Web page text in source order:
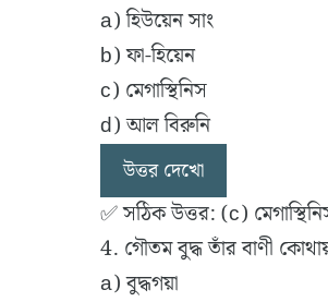
a) হিউয়েন সাং
b) ফা-হিয়েন
c) মেগাস্থিনিস
d) আল বিরুনি
উত্তর দেখো
✅ সঠিক উত্তর: (c)
4. গৌতম বুদ্ধ তাঁর বাণী
a) বুদ্ধগয়া